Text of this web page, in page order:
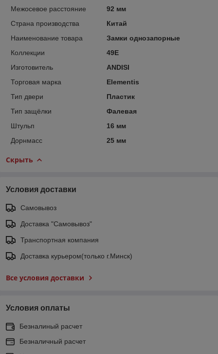
Межосевое расстояние
92 мм
Страна производства
Китай
Наименование товара
Замки однозапорные
Коллекции
49E
Изготовитель
ANDISI
Торговая марка
Elementis
Тип двери
Пластик
Тип защёлки
Фалевая
Штульп
16 мм
Дорнмасс
25 мм
Скрыть
Условия доставки
Самовывоз
Доставка "Самовывоз"
Транспортная компания
Доставка курьером(только г.Минск)
Все условия доставки
Условия оплаты
Безналиный расчет
Безналичный расчет